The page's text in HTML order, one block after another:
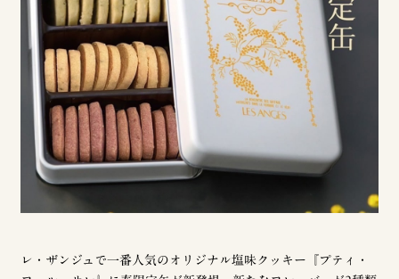
レ・ザンジュで一番人気のオリジナル塩味クッキー『プティ・